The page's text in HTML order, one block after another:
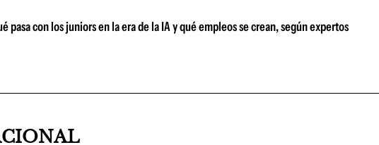
pasa con los juniors en la era de la IA y qué empleos se crean, según expertos